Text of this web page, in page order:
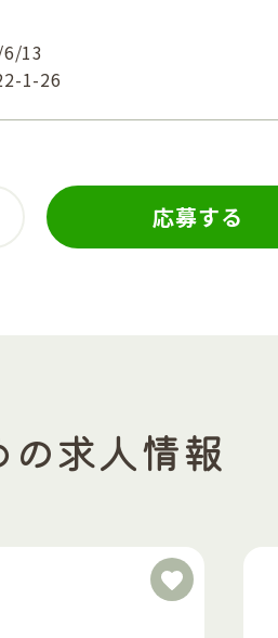
13
1-26
応募する
の求人情報